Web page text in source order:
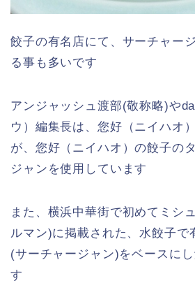
餃子の有名店にて、サーチャー
る事も多いです
アンジャッシュ渡部(敬称略)や
ウ）編集長は、您好（ニイハオ
が、您好（ニイハオ）の餃子の
ジャンを使用しています
また、横浜中華街で初めてミシ
ルマン)に掲載された、水餃子で
(サーチャージャン)をベースに
す